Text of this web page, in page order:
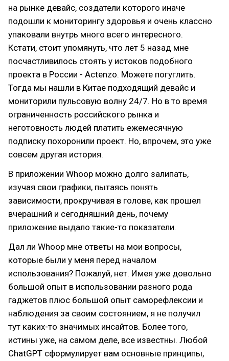
на рынке девайс, создатели которого иначе
подошли к мониторингу здоровья и очень классно
упаковали внутрь много всего интересного.
Кстати, стоит упомянуть, что лет 5 назад мне
посчастливилось стоять у истоков подобного
проекта в России - Actenzo. Можете погуглить.
Тогда мы нашли в Китае подходящий девайс и
мониторили пульсовую волну 24/7. Но в то время
ограниченность российского рынка и
неготовность людей платить ежемесячную
подписку похоронили проект. Но, впрочем, это уже
совсем другая история.
В приложении Whoop можно долго залипать,
изучая свои графики, пытаясь понять
зависимости, прокручивая в голове, как прошел
вчерашний и сегодняшний день, почему
приложение выдало такие-то показатели.
Дал ли Whoop мне ответы на мои вопросы,
которые были у меня перед началом
использования? Пожалуй, нет. Имея уже довольно
большой опыт в использовании разного рода
гаджетов плюс большой опыт саморефлексии и
наблюдения за своим состоянием, я не получил
тут каких-то значимых инсайтов. Более того,
истины уже, на самом деле, все известны. Любой
ChatGPT сформулирует вам основные принципы,